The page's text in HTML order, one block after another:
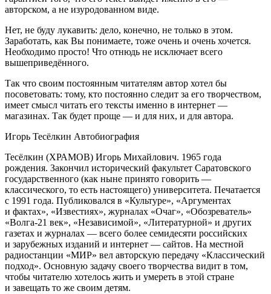
авторском, а не изуродованном виде.
Нет, не буду лукавить: дело, конечно, не только в этом.
Заработать, как Вы понимаете, тоже очень и очень хочется.
Необходимо просто! Что отнюдь не исключает всего
вышеприведённого.
Так что своим постоянным читателям автор хотел бы
посоветовать: тому, кто постоянно следит за его творчеством,
имеет смысл читать его тексты именно в интернет —
магазинах. Так будет проще — и для них, и для автора.
Игорь Тесёлкин Автобиография
Тесёлкин (ХРАМОВ) Игорь Михайлович. 1965 года
рождения. Закончил исторический факультет Саратовского
государственного (как ныне принято говорить —
классического, то есть настоящего) университета. Печатается
с 1991 года. Публиковался в «Культуре», «Аргументах
и фактах», «Известиях», журналах «Очаг», «Обозреватель»
«Волга-21 век», «Независимой», «Литературной» и других
газетах и журналах — всего более семидесяти российских
и зарубежных изданий и интернет — сайтов. На местной
радиостанции «МИР» вел авторскую передачу «Классический
подход». Основную задачу своего творчества видит в том,
чтобы читателю хотелось жить и умереть в этой стране
и завещать то же своим детям.